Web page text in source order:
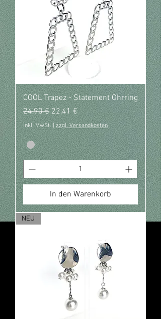
COOL Trapez - Statement Ohrring
Standardpreis
24,90 €Sale-Preis
22,41 €
inkl. MwSt. |zzgl. Versandkosten
In den Warenkorb
NEU